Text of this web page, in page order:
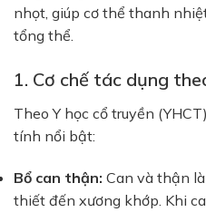
nhọt, giúp cơ thể thanh
tổng thể.
1. Cơ chế tác dụng
Theo Y học cổ truyền
tính nổi bật:
Bổ can thận: Can và thận
thiết đến xương khớp. Khi